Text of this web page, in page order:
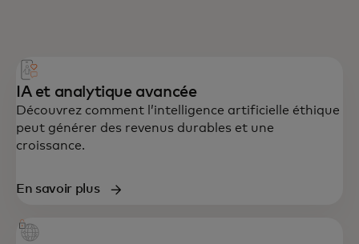
IA et analytique avancée
Découvrez comment l’intelligence artificielle éthique
peut générer des revenus durables et une
croissance.
En savoir plus